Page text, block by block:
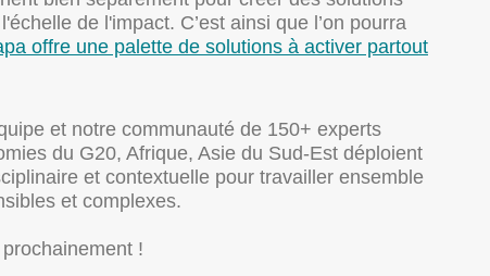
de l'impact. C’est ainsi que l’on pourra
offre une palette de solutions à activer partout
et notre communauté de 150+ experts
du G20, Afrique, Asie du Sud-Est déploient
et contextuelle pour travailler ensemble
et complexes.
!